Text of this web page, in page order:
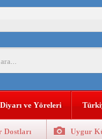
UYGURLARA
ve Yöreleri
Dostları Uygur